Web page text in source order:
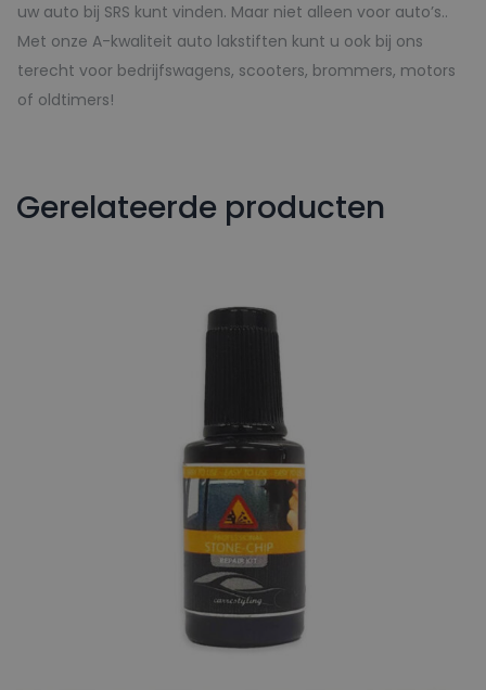
uw auto bij SRS kunt vinden. Maar niet alleen voor auto’s..
Met onze A-kwaliteit auto lakstiften kunt u ook bij ons
terecht voor bedrijfswagens, scooters, brommers, motors
of oldtimers!
Gerelateerde producten